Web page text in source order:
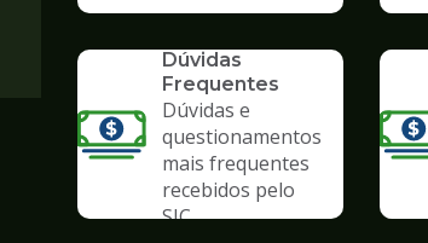
Dúvidas
Frequentes
Dúvidas e
questionamentos
mais frequentes
recebidos pelo
SIC
SERVICO